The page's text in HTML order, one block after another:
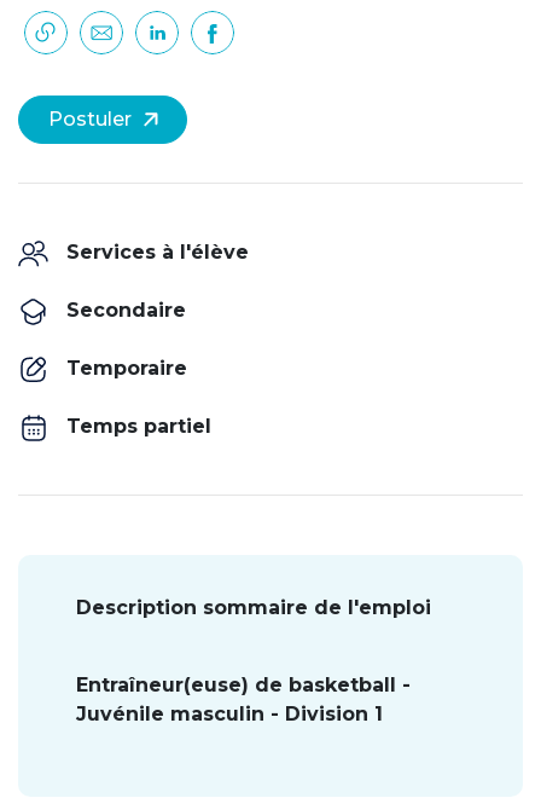
Postuler
Services à l'élève
Secondaire
Temporaire
Temps partiel
Description sommaire de l'emploi
Entraîneur(euse) de basketball -
Juvénile masculin - Division 1